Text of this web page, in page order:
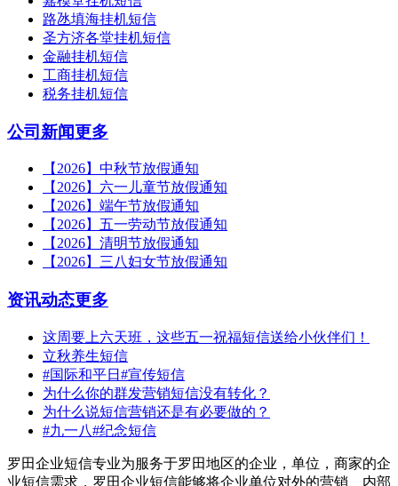
路氹填海挂机短信
圣方济各堂挂机短信
金融挂机短信
工商挂机短信
税务挂机短信
公司新闻更多
【2026】中秋节放假通知
【2026】六一儿童节放假通知
【2026】端午节放假通知
【2026】五一劳动节放假通知
【2026】清明节放假通知
【2026】三八妇女节放假通知
资讯动态更多
这周要上六天班，这些五一祝福短信送给小伙伴们！
立秋养生短信
#国际和平日#宣传短信
为什么你的群发营销短信没有转化？
为什么说短信营销还是有必要做的？
#九一八#纪念短信
罗田企业短信专业为服务于罗田地区的企业，单位，商家的企
业短信需求，罗田企业短信能够将企业单位对外的营销、内部